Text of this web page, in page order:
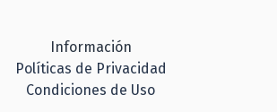
Información
Políticas de Privacidad
Condiciones de Uso